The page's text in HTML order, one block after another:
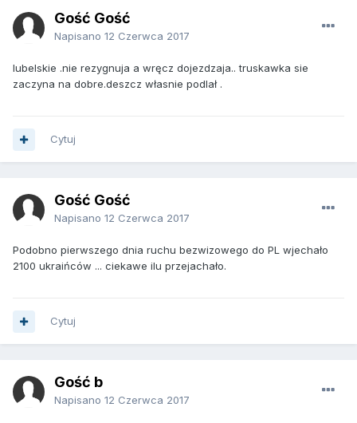
Gość Gość
Napisano 12 Czerwca 2017
lubelskie .nie rezygnuja a wręcz dojezdzaja.. truskawka sie
zaczyna na dobre.deszcz własnie podlał .
Cytuj
Gość Gość
Napisano 12 Czerwca 2017
Podobno pierwszego dnia ruchu bezwizowego do PL wjechało
2100 ukraińców ... ciekawe ilu przejachało.
Cytuj
Gość b
Napisano 12 Czerwca 2017